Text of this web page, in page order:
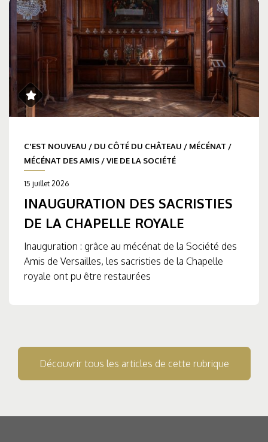
C'EST NOUVEAU / DU CÔTÉ DU CHÂTEAU / MÉCÉNAT /
MÉCÉNAT DES AMIS /VIE DE LA SOCIÉTÉ
15 juillet 2026
INAUGURATION DES SACRISTIES
DE LA CHAPELLE ROYALE
Inauguration : grâce au mécénat de la Société des
Amis de Versailles, les sacristies de la Chapelle
royale ont pu être restaurées
Découvrir tous les articles de cette rubrique